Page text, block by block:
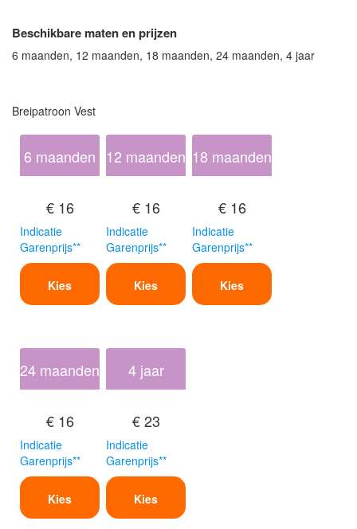
Beschikbare maten en prijzen
6 maanden, 12 maanden, 18 maanden, 24 maanden, 4 jaar
Breipatroon Vest
6 maanden
€ 16
Indicatie
Garenprijs**
Kies
12 maanden
€ 16
Indicatie
Garenprijs**
Kies
18 maanden
€ 16
Indicatie
Garenprijs**
Kies
24 maanden
€ 16
Indicatie
Garenprijs**
Kies
4 jaar
€ 23
Indicatie
Garenprijs**
Kies